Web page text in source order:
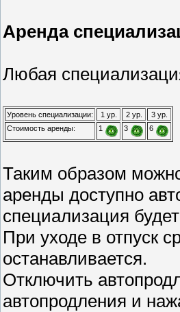
Аренда
Любая
Уровень специализации: 1 ур. 2 ур.
3 ур.
Стоимость аренды:
1 3 6
Таким образом
аренды доступно
специализация
При уходе в отпуск
останавливается.
Отключить
автопродления и